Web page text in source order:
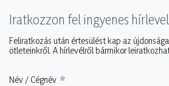
Iratkozzon fel ingyenes
Feliratkozás után értesülést kap az
ötleteinkről. A hírlevélről bármikor
Név / Cégnév